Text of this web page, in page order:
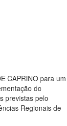
CAPRINO para um
do
previstas pelo
Regionais de